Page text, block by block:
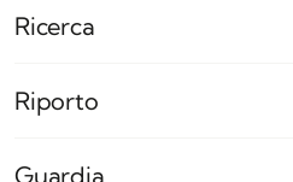
Ricerca
Riporto
Guardia